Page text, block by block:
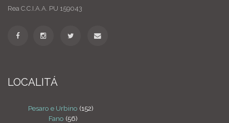
Rea C.C.I.A.A. PU 159043
LOCALITÁ
Pesaro e Urbino (152)
Fano (56)